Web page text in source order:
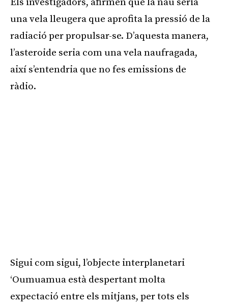
una vela lleugera que aprofita la pressió de la
radiació per propulsar-se. D’aquesta manera,
l’asteroide seria com una vela naufragada,
així s’entendria que no fes emissions de
ràdio.
Sigui com sigui, l’objecte interplanetari
‘Oumuamua està despertant molta
expectació entre els mitjans, per tots els